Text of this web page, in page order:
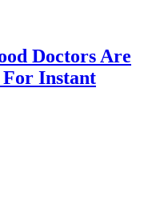
Doctors Are
For Instant